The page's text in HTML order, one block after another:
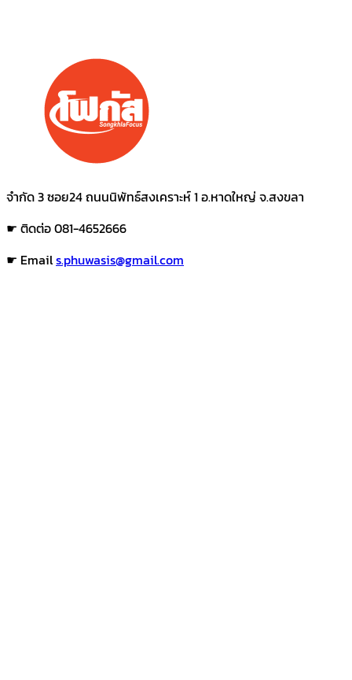
จำกัด 3 ซอย24 ถนนนิพัทธ์สงเคราะห์ 1 อ.หาดใหญ่ จ.สงขลา
☛ ติดต่อ 081-4652666
☛ Emails.phuwasis@gmail.com